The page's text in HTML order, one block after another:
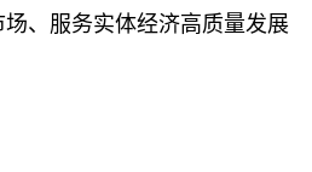
、服务实体经济高质量发展